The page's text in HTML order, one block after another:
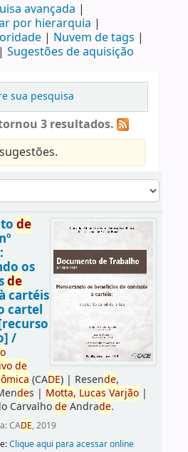
avançada
por hierarquia
Nuvem de tags
Sugestões de aquisição
sua pesquisa
3 resultados.
de
os
de
cartéis
cartel
/
de
(CADE)| Resende,
des | Motta, Lucas Varjão|
CarvalhodeAndrade.
CADE, 2019
Clique aqui para acessar online